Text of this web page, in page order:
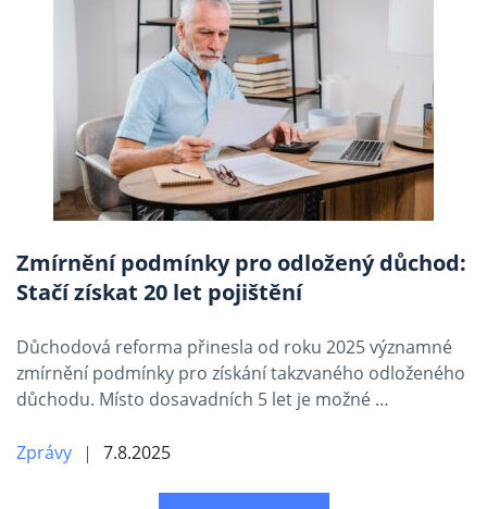
Zmírnění podmínky pro odložený důchod:
Stačí získat 20 let pojištění
Důchodová reforma přinesla od roku 2025 významné
zmírnění podmínky pro získání takzvaného odloženého
důchodu. Místo dosavadních 5 let je možné …
Zprávy 7.8.2025